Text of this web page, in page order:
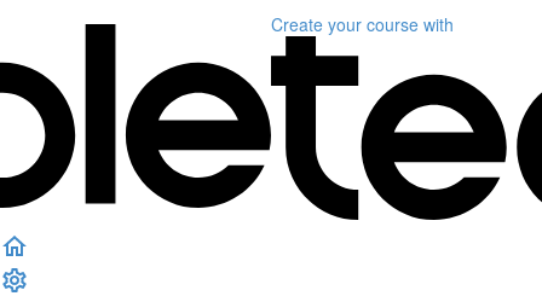
Create your course with